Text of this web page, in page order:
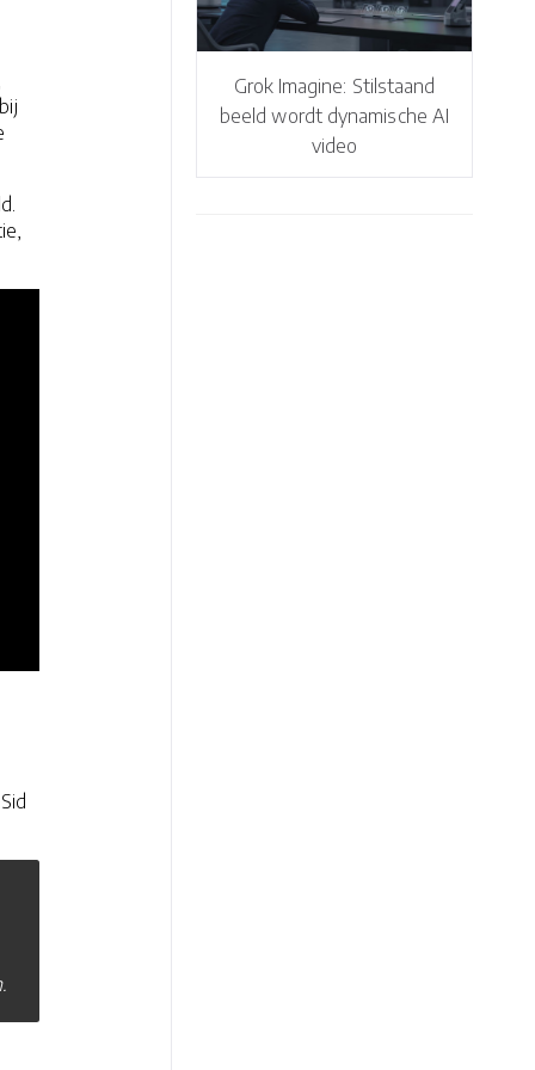
Grok Imagine: Stilstaand
beeld wordt dynamische AI
video